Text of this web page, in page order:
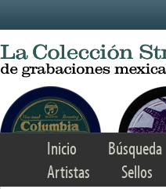
Inicio Búsqueda
Artistas
Sellos